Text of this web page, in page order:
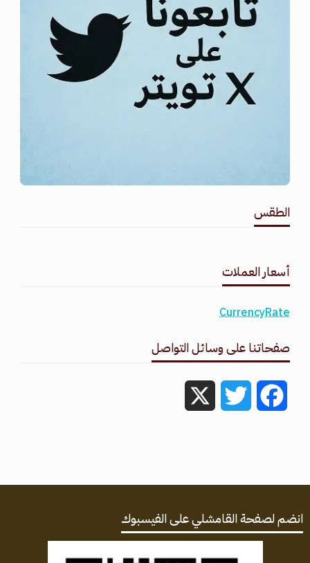
الطقس
أسعار العملات
CurrencyRate
صفحاتنا على وسائل التواصل
Facebook
Twitter
انضم لصفحة القامشلي على الفيسبوك